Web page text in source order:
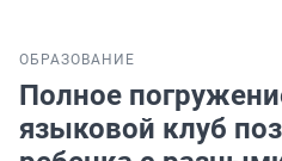
ОБРАЗОВАНИЕ
Полное
языковой клуб